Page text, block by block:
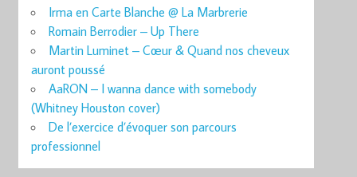
Irma en Carte Blanche @ La Marbrerie
Romain Berrodier – Up There
Martin Luminet – Cœur & Quand nos cheveux
auront poussé
AaRON – I wanna dance with somebody
(Whitney Houston cover)
De l’exercice d’évoquer son parcours
professionnel